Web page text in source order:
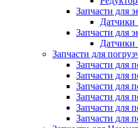
Запчасти для
Датчики
Запчасти для
Датчики
Запчасти для
Запчасти для
Запчасти для
Запчасти для
Запчасти для
Запчасти для
Запчасти для